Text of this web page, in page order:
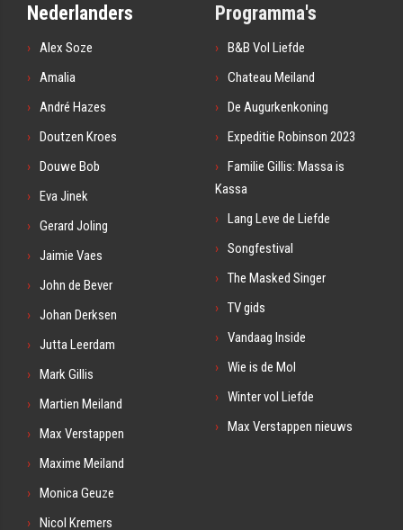
Nederlanders
Alex Soze
Amalia
André Hazes
Doutzen Kroes
Douwe Bob
Eva Jinek
Gerard Joling
Jaimie Vaes
John de Bever
Johan Derksen
Jutta Leerdam
Mark Gillis
Martien Meiland
Max Verstappen
Maxime Meiland
Monica Geuze
Nicol Kremers
Programma's
B&B Vol Liefde
Chateau Meiland
De Augurkenkoning
Expeditie Robinson 2023
Familie Gillis: Massa is
Kassa
Lang Leve de Liefde
Songfestival
The Masked Singer
TV gids
Vandaag Inside
Wie is de Mol
Winter vol Liefde
Max Verstappen nieuws